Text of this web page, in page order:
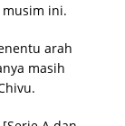
musim ini.
arah
masih